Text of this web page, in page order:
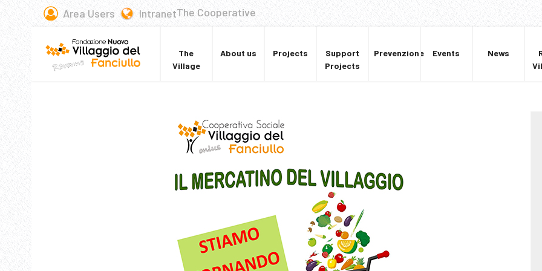
Area Users IntranetThe Cooperative
The
Village
About us Projects
Support
Projects
Prevenzione Events News